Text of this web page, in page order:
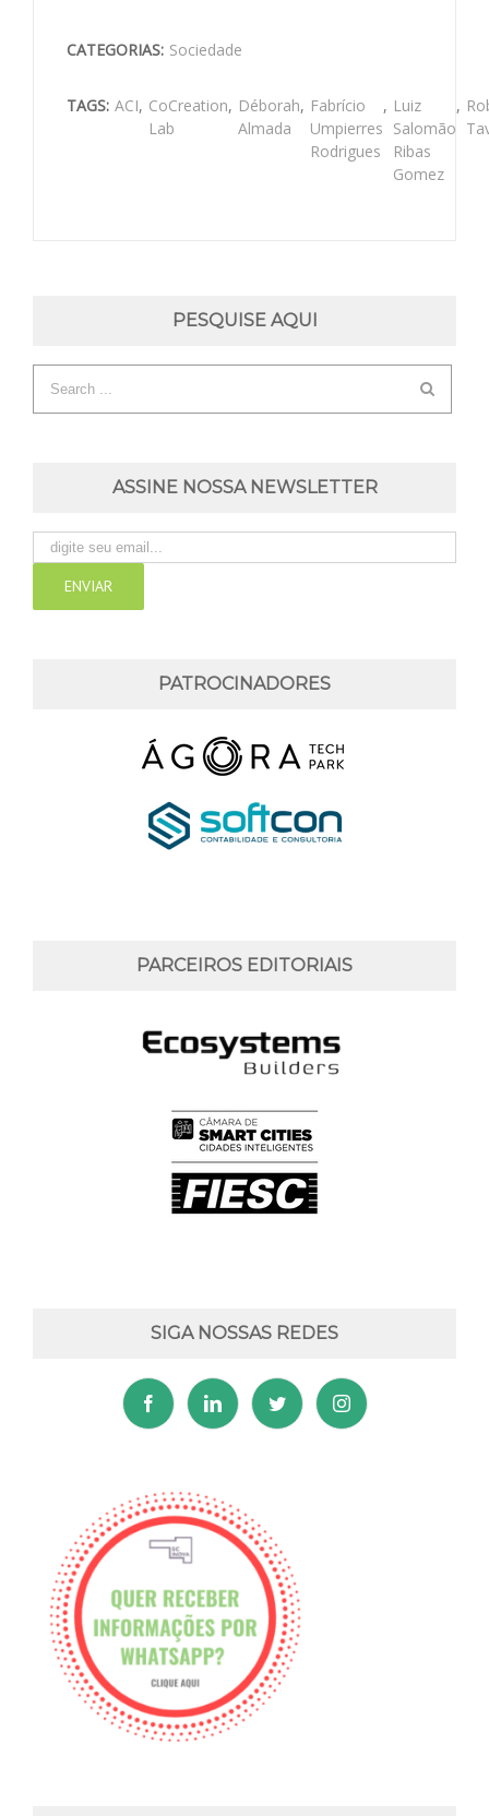
CATEGORIAS: Sociedade
TAGS: ACI, CoCreation
Lab
, Déborah
Almada
, Fabrício
Umpierres
Rodrigues
, Luiz
Salomão
Ribas
Gomez
,
PESQUISE AQUI
ASSINE NOSSA NEWSLETTER
PATROCINADORES
PARCEIROS EDITORIAIS
SIGA NOSSAS REDES